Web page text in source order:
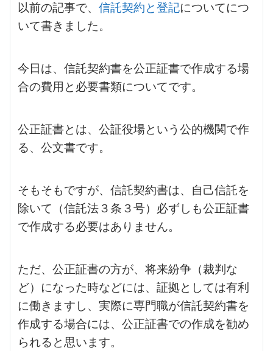
以前の記事で、 信託契約と登記についてにつ
いて書きました。
今日は、信託契約書を公正証書で作成する場
合の費用と必要書類についてです。
公正証書とは、公証役場という公的機関で作
る、公文書です。
そもそもですが、信託契約書は、自己信託を
除いて（信託法３条３号）必ずしも公正証書
で作成する必要はありません。
ただ、公正証書の方が、将来紛争（裁判な
ど）になった時などには、証拠としては有利
に働きますし、実際に専門職が信託契約書を
作成する場合には、公正証書での作成を勧め
られると思います。